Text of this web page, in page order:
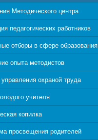
Методического центра
педагогических работников
отборы в сфере образования
опыта методистов
охраной труда
учителя
копилка
просвещения родителей